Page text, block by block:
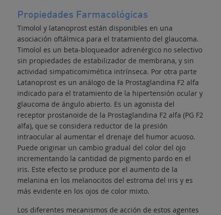
Propiedades Farmacológicas
Timolol y latanoprost están disponibles en una
asociación oftálmica para el tratamiento del glaucoma.
Timolol es un beta-bloqueador adrenérgico no selectivo
sin propiedades de estabilizador de membrana, y sin
actividad simpaticomimética intrínseca. Por otra parte
Latanoprost es un análogo de la Prostaglandina F2 alfa
indicado para el tratamiento de la hipertensión ocular y
glaucoma de ángulo abierto. Es un agonista del
receptor prostanoide de la Prostaglandina F2 alfa (PG F2
alfa), que se considera reductor de la presión
intraocular al aumentar el drenaje del humor acuoso.
Puede originar un cambio gradual del color del ojo
incrementando la cantidad de pigmento pardo en el
iris. Este efecto se produce por el aumento de la
melanina en los melanocitos del estroma del iris y es
más evidente en los ojos de color mixto.
Los diferentes mecanismos de acción de estos agentes